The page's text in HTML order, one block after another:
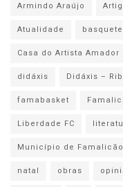
Armindo Araújo
Atualidade
Casa do Artista Amador
didáxis
Didáxis –
famabasket
Liberdade FC
Município de Famalicão
natal
obras